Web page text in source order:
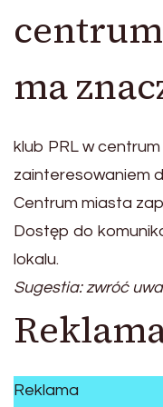
ma
klub PRL w
zainteresowaniem
Centrum miasta
Dostęp do
lokalu.
Sugestia: zwróć
Reklama